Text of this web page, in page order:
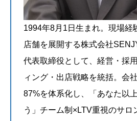
1994年8月1日生まれ。現場経
店舗を展開する株式会社
代表取締役として、経営・採
ィング・出店戦略を統括。会
87%を体系化し、「あなた以
う」チーム制×LTV重視のサロ